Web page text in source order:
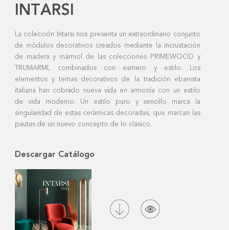
Descargar Catálogo
INTARSI
La colección Intarsi nos presenta un extraordinario conjunto
de módulos decorativos creados mediante la incrustación
de madera y mármol de las colecciones PRIMEWOOD y
TRUMARMI, combinados con esmero y estilo. Los
elementos y temas decorativos de la tradición ebanista
italiana han cobrado nueva vida en armonía con un estilo
de vida moderno. Un estilo puro y sencillo marca la
singularidad de estas cerámicas decoradas, que marcan las
pautas de un nuevo concepto de lo clásico.